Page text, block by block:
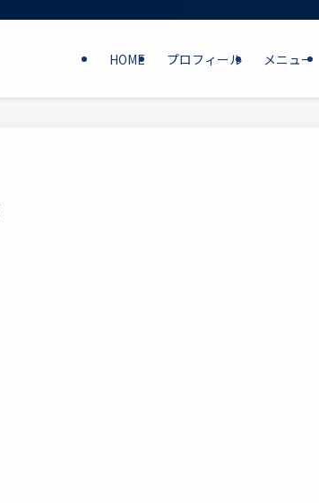
HOME プロフィール メニュー